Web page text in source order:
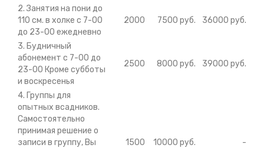
2. Занятия на пони до
110 см. в холке с 7-00
до 23-00 ежедневно
2000 7500 руб. 36000 руб.
3. Будничный
абонемент с 7-00 до
23-00 Кроме субботы
и воскресенья
2500 8000 руб. 39000 руб.
4. Группы для
опытных всадников.
Самостоятельно
принимая решение о
записи в группу, Вы
1500 10000 руб. -